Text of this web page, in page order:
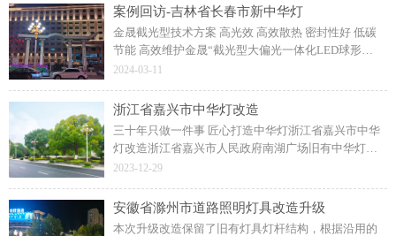
案例回访-吉林省长春市新中华灯
金晟截光型技术方案 高光效 高效散热 密封性好 低碳
节能 高效维护金晟“截光型大偏光一体化LED球形
灯”技术方案经过多年技术沉淀，颠覆式革新了户外照
2024-03-11
浙江省嘉兴市中华灯改造
三十年只做一件事 匠心打造中华灯浙江省嘉兴市中华
灯改造浙江省嘉兴市人民政府南湖广场旧有中华灯升
级改造项目采用了金晟“截光型大偏光一体化LED球形
低效灯具。
2023-12-29
安徽省滁州市道路照明灯具改造升级
本次升级改造保留了旧有灯具灯杆结构，根据沿用的